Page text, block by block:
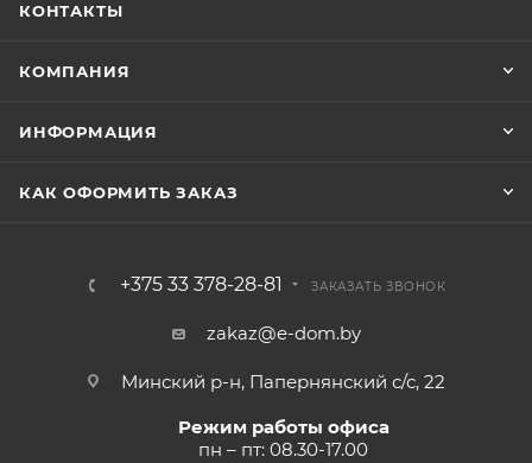
КОНТАКТЫ
КОМПАНИЯ
ИНФОРМАЦИЯ
КАК ОФОРМИТЬ ЗАКАЗ
+375 33 378-28-81 ЗАКАЗАТЬ ЗВОНОК
zakaz@e-dom.by
Минский р-н, Папернянский с/с, 22
Режим работы офиса
пн – пт: 08.30-17.00